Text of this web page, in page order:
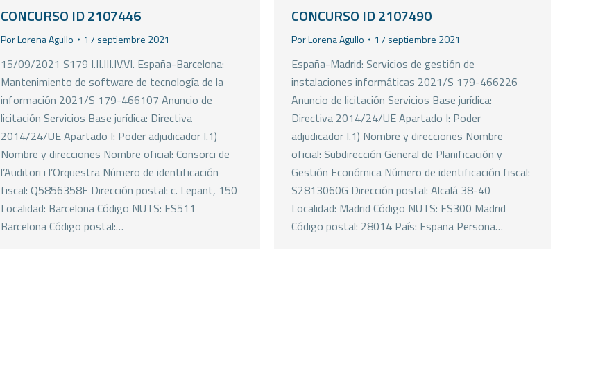
CONCURSO ID 2107446
PorLorena Agullo 17 septiembre 2021
15/09/2021 S179 I.II.III.IV.VI. España-Barcelona:
Mantenimiento de software de tecnología de la
información 2021/S 179-466107 Anuncio de
licitación Servicios Base jurídica: Directiva
2014/24/UE Apartado I: Poder adjudicador I.1)
Nombre y direcciones Nombre oficial: Consorci de
l’Auditori i l’Orquestra Número de identificación
fiscal: Q5856358F Dirección postal: c. Lepant, 150
Localidad: Barcelona Código NUTS: ES511
Barcelona Código postal:…
CONCURSO ID 2107490
PorLorena Agullo 17 septiembre 2021
España-Madrid: Servicios de gestión de
instalaciones informáticas 2021/S 179-466226
Anuncio de licitación Servicios Base jurídica:
Directiva 2014/24/UE Apartado I: Poder
adjudicador I.1) Nombre y direcciones Nombre
oficial: Subdirección General de Planificación y
Gestión Económica Número de identificación fiscal:
S2813060G Dirección postal: Alcalá 38-40
Localidad: Madrid Código NUTS: ES300 Madrid
Código postal: 28014 País: España Persona…